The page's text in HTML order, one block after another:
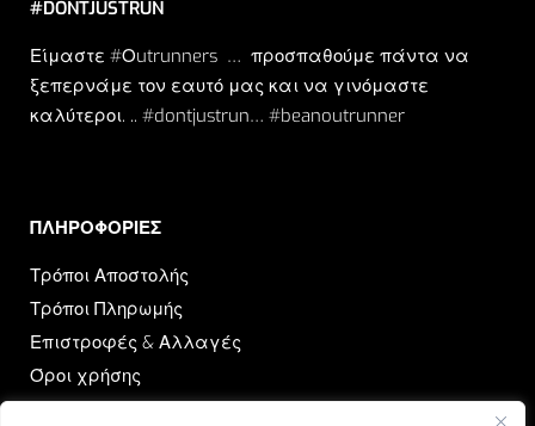
#DONTJUSTRUN
Είμαστε #Οutrunners … προσπαθούμε πάντα να
ξεπερνάμε τον εαυτό μας και να γινόμαστε
καλύτεροι. .. #dontjustrun… #beanoutrunner
ΠΛΗΡΟΦΟΡΙΕΣ​
Τρόποι Αποστολής
Τρόποι Πληρωμής
Επιστροφές & Αλλαγές
Όροι χρήσης